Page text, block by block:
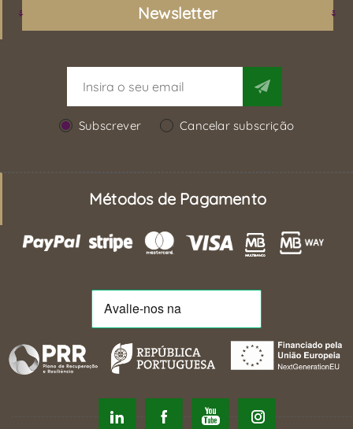
Newsletter
Subscrever Cancelar subscrição
Métodos de Pagamento